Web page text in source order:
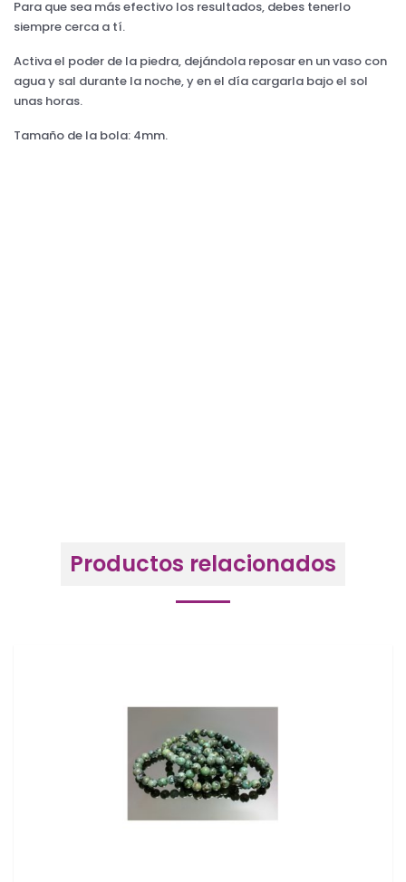
Para que sea más efectivo los resultados, debes tenerlo
siempre cerca a tí.
Activa el poder de la piedra, dejándola reposar en un vaso con
agua y sal durante la noche, y en el día cargarla bajo el sol
unas horas.
Tamaño de la bola: 4mm.
Productos relacionados